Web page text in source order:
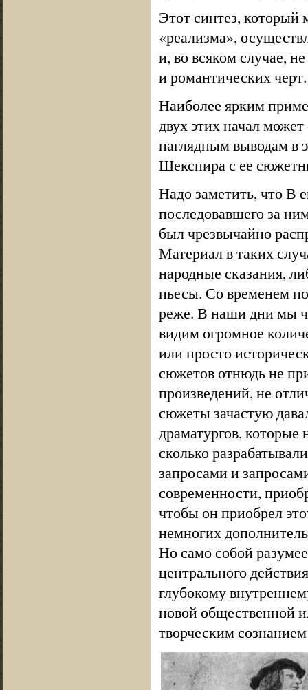
Этот синтез, который
«реализма»,
и, во всяком случае,
и романтических черт.
Наиболее ярким
двух этих начал
наглядным выводам в
Шекспира с ее
Надо заметить, что В
последовавшего за
был чрезвычайно
Материал в таких
народные сказания,
пьесы. Со временем
реже. В наши дни мы
видим огромное
или просто
сюжетов отнюдь не
произведений, не
сюжеты зачастую
драматургов, которые
сколько
запросами и
современности,
чтобы он приобрел
немногих
Но само собой
центрального
глубокому
новой общественной
творческим сознанием